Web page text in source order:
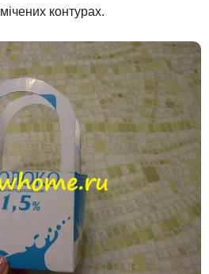
контурах.